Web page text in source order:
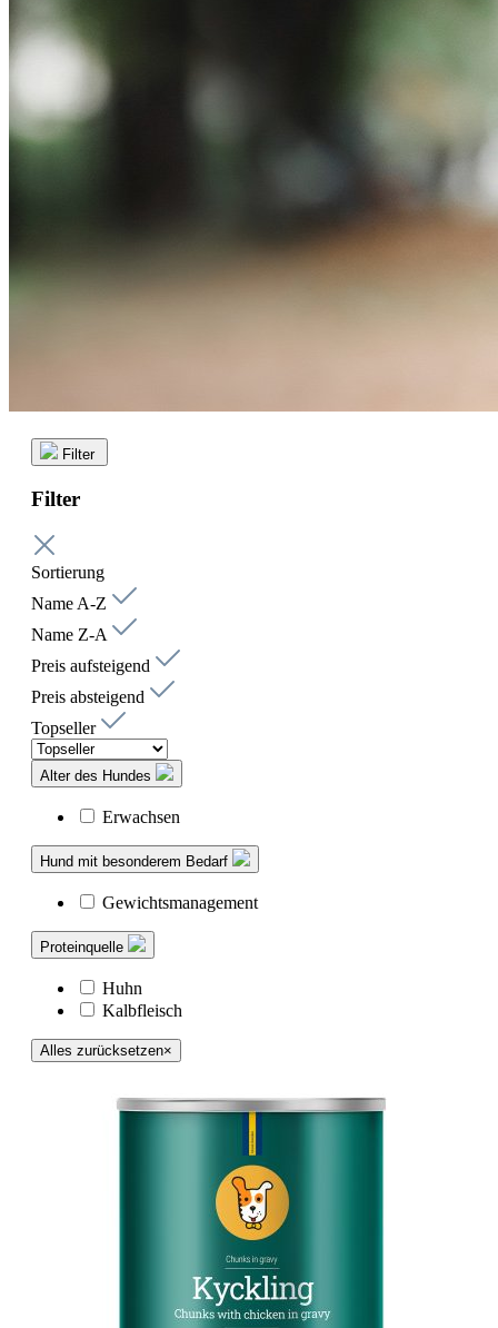
Filter
Filter
Sortierung
Name A-Z
Name Z-A
Preis aufsteigend
Preis absteigend
Topseller
Alter des Hundes
Erwachsen
Hund mit besonderem Bedarf
Gewichtsmanagement
Proteinquelle
Huhn
Kalbfleisch
Alles zurücksetzen×